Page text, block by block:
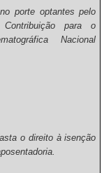
porte optantes pelo
para o
Nacional
o direito à isenção